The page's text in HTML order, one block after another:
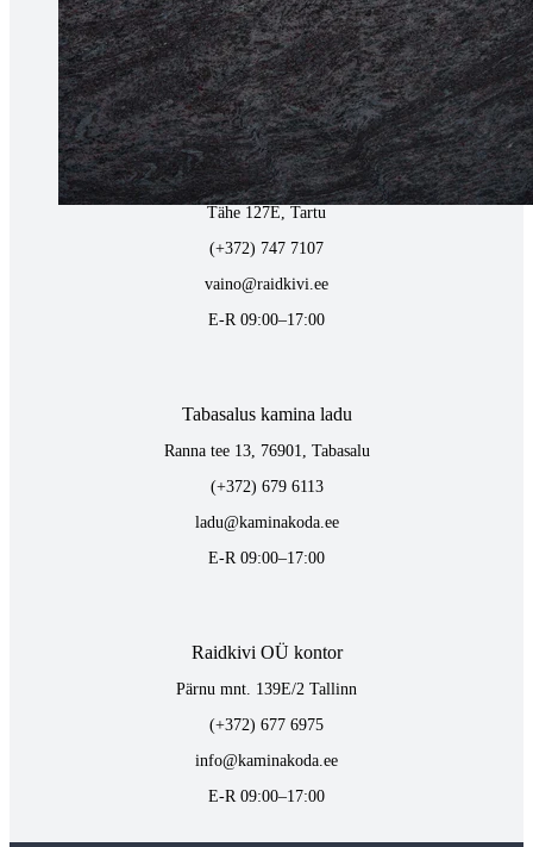
(+372) 677 6977
kaminakoda@kaminakoda.ee
E-R 10:00-18:30
Tartus kivi töötlemine
Tähe 127E, Tartu
(+372) 747 7107
vaino@raidkivi.ee
E-R 09:00–17:00
Tabasalus kamina ladu
Ranna tee 13, 76901, Tabasalu
(+372) 679 6113
ladu@kaminakoda.ee
E-R 09:00–17:00
Raidkivi OÜ kontor
Pärnu mnt. 139E/2 Tallinn
(+372) 677 6975
info@kaminakoda.ee
E-R 09:00–17:00